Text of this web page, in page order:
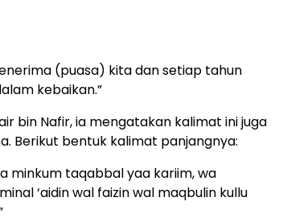
(puasa) kita dan setiap tahun
kebaikan.”
bin Nafir, ia mengatakan kalimat ini juga
Berikut bentuk kalimat panjangnya:
minkum taqabbal yaa kariim, wa
‘aidin wal faizin wal maqbulin kullu